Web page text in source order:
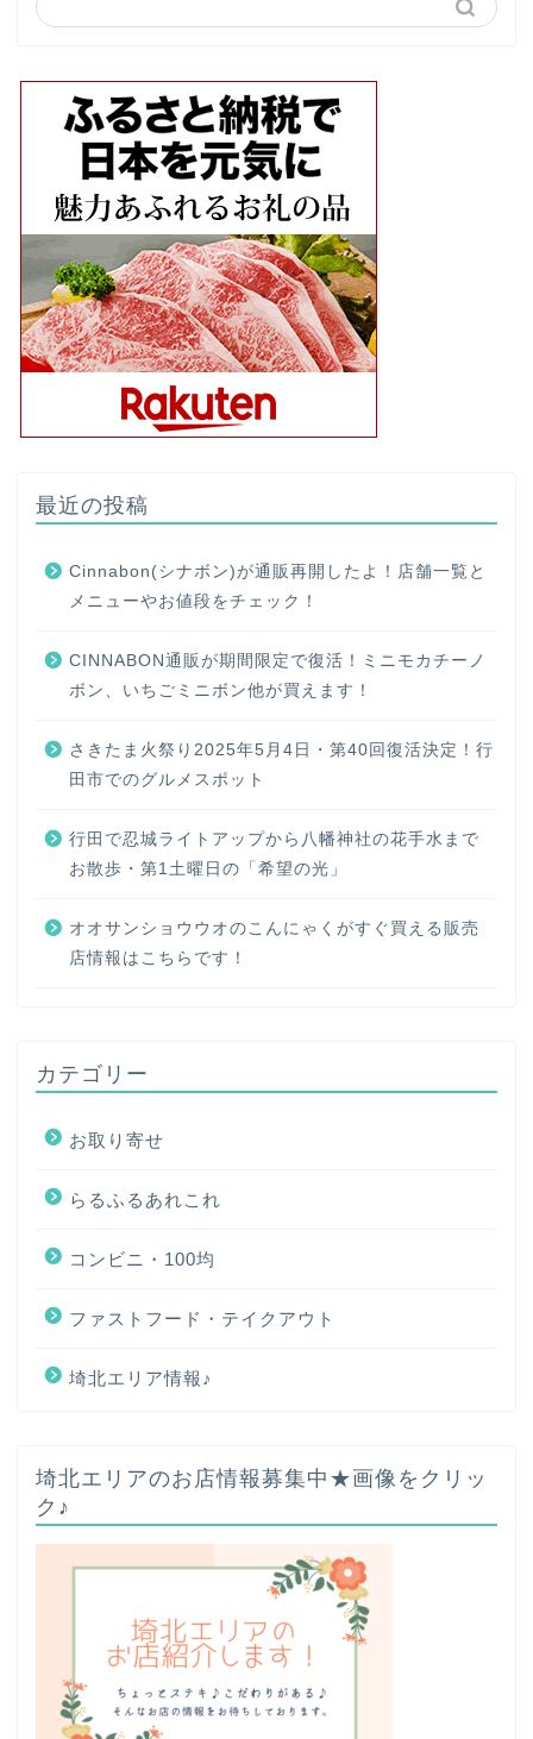
最近の投稿
Cinnabon(シナボン)が通販再開したよ！店舗一覧と
メニューやお値段をチェック！
CINNABON通販が期間限定で復活！ミニモカチーノ
ボン、いちごミニボン他が買えます！
さきたま火祭り2025年5月4日・第40回復活決定！行
田市でのグルメスポット
行田で忍城ライトアップから八幡神社の花手水まで
お散歩・第1土曜日の「希望の光」
オオサンショウウオのこんにゃくがすぐ買える販売
店情報はこちらです！
カテゴリー
お取り寄せ
らるふるあれこれ
コンビニ・100均
ファストフード・テイクアウト
埼北エリア情報♪
埼北エリアのお店情報募集中★画像をクリッ
ク♪
お問い合わせ
サイトマップ